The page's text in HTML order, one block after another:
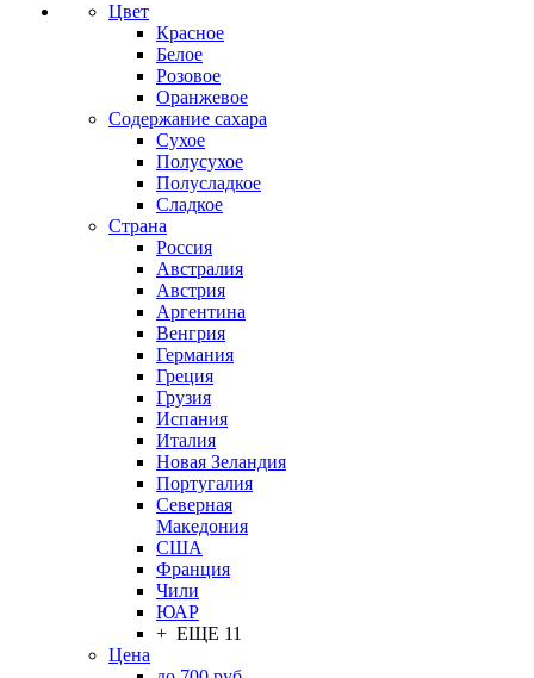
Цвет
Красное
Белое
Розовое
Оранжевое
Содержание сахара
Сухое
Полусухое
Полусладкое
Сладкое
Страна
Россия
Австралия
Австрия
Аргентина
Венгрия
Германия
Греция
Грузия
Испания
Италия
Новая Зеландия
Португалия
Северная
Македония
США
Франция
Чили
ЮАР
+ ЕЩЕ 11
Цена